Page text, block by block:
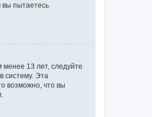
вы пытаетесь
13 лет, следуйте
систему. Эта
возможно, что вы